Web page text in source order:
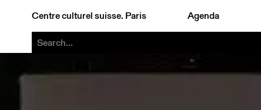
Centre culturel suisse. Paris Agenda